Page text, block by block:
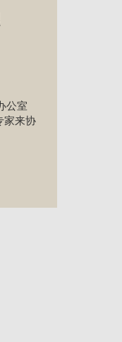
公室
家来协